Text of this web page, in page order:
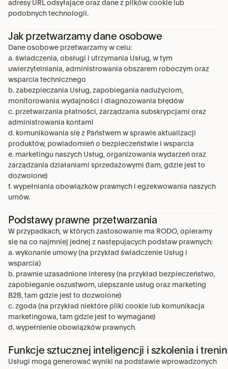
adresy URL odsyłające oraz dane z plików cookie lub
podobnych technologii.
Jak przetwarzamy dane osobowe
Dane osobowe przetwarzamy w celu:
a. świadczenia, obsługi i utrzymania Usług, w tym
uwierzytelniania, administrowania obszarem roboczym oraz
wsparcia technicznego
b. zabezpieczania Usług, zapobiegania nadużyciom,
monitorowania wydajności i diagnozowania błędów
c. przetwarzania płatności, zarządzania subskrypcjami oraz
administrowania kontami
d. komunikowania się z Państwem w sprawie aktualizacji
produktów, powiadomień o bezpieczeństwie i wsparcia
e. marketingu naszych Usług, organizowania wydarzeń oraz
zarządzania działaniami sprzedażowymi (tam, gdzie jest to
dozwolone)
f. wypełniania obowiązków prawnych i egzekwowania naszych
umów.
Podstawy prawne przetwarzania
W przypadkach, w których zastosowanie ma RODO, opieramy
się na co najmniej jednej z następujących podstaw prawnych:
a. wykonanie umowy (na przykład świadczenie Usług i
wsparcia)
b. prawnie uzasadnione interesy (na przykład bezpieczeństwo,
zapobieganie oszustwom, ulepszanie usług oraz marketing
B2B, tam gdzie jest to dozwolone)
c. zgoda (na przykład niektóre pliki cookie lub komunikacja
marketingowa, tam gdzie jest to wymagane)
d. wypełnienie obowiązków prawnych.
Funkcje sztucznej inteligencji i szkolenia i
Usługi mogą generować wyniki na podstawie wprowadzonych